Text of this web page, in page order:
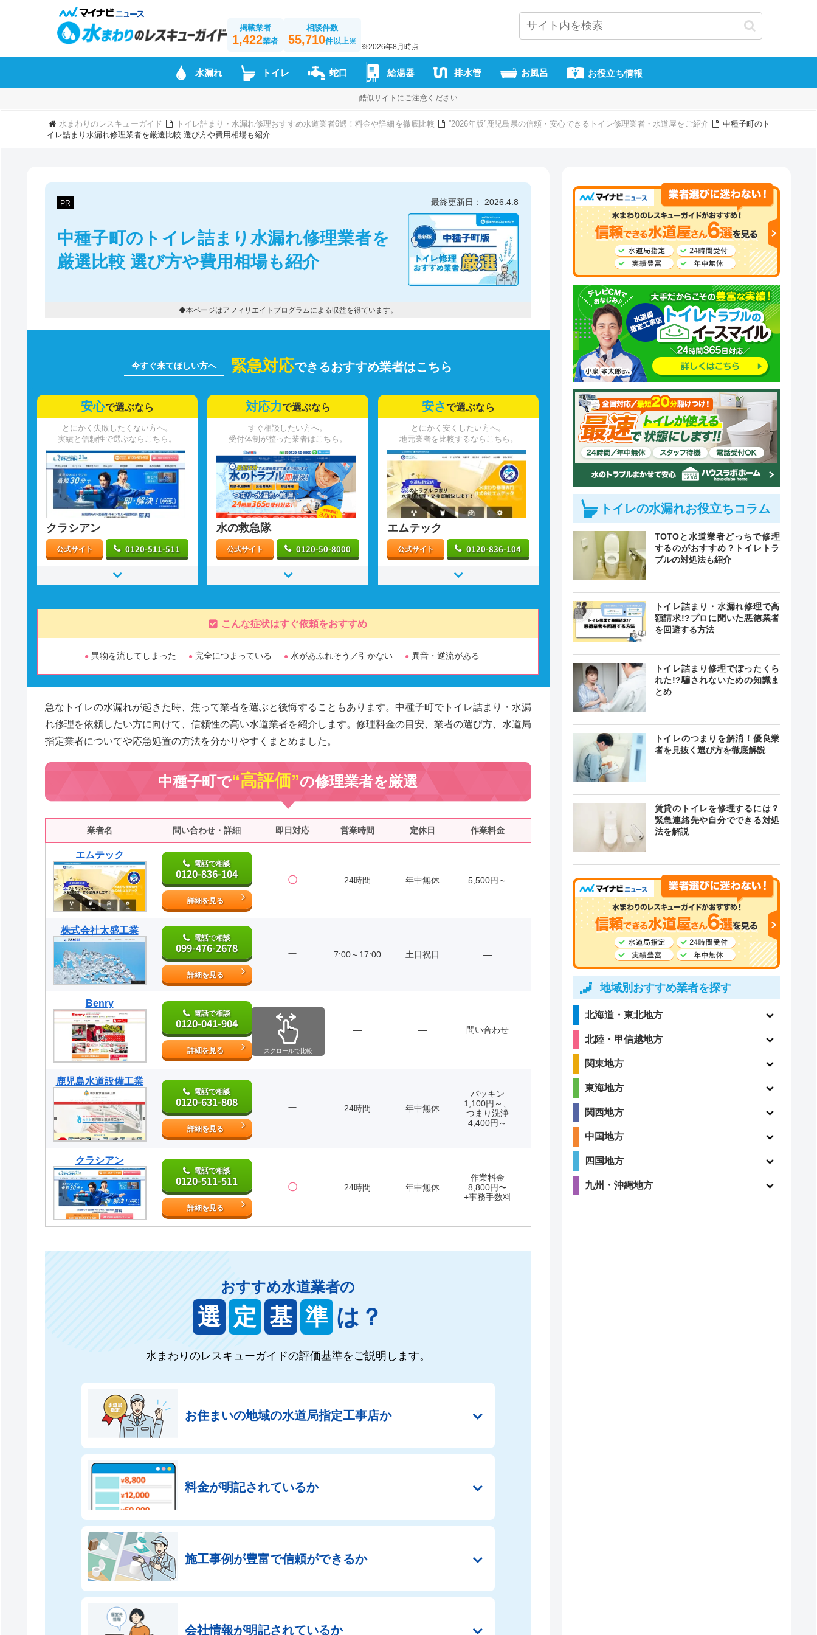
掲載業者
1,422業者
相談件数
55,710件以上※
※2026年8月時点
水漏れ トイレ 蛇口 給湯器 排水管 お風呂 お役立ち情報
酷似サイトにご注意ください
水まわりのレスキューガイド トイレ詰まり・水漏れ修理おすすめ水道業者6選！料金や詳細を徹底比較 ”2026年版”鹿児島県の信頼・安心できるトイレ修理業者・水道屋をご紹介
中種子町のト
イレ詰まり水漏れ修理業者を厳選比較 選び方や費用相場も紹介
PR
中種子町のトイレ詰まり水漏れ修理業者を
厳選比較 選び方や費用相場も紹介
最終更新日： 2026.4.8
◆本ページはアフィリエイトプログラムによる収益を得ています。
緊急対応できるおすすめ業者はこちら
安心で選ぶなら
とにかく失敗したくない方へ。
実績と信頼性で選ぶならこちら。
クラシアン
公式サイト 0120-511-511
対応力で選ぶなら
すぐ相談したい方へ。
受付体制が整った業者はこちら。
水の救急隊
公式サイト 0120-50-8000
安さで選ぶなら
とにかく安くしたい方へ。
地元業者を比較するならこちら。
エムテック
公式サイト 0120-836-104
こんな症状はすぐ依頼をおすすめ
異物を流してしまった 完全につまっている 水があふれそう／引かない 異音・逆流がある
急なトイレの水漏れが起きた時、焦って業者を選ぶと後悔することもあります。中種子町でトイレ詰まり・水漏
れ修理を依頼したい方に向けて、信頼性の高い水道業者を紹介します。修理料金の目安、業者の選び方、水道局
指定業者についてや応急処置の方法を分かりやすくまとめました。
中種子町で“高評価”の修理業者を厳選
業者名 問い合わせ・詳細 即日対応 営業時間 定休日 作業料金 クチコミ
エムテック
電話で相談
0120-836-104
詳細を見る
〇 24時間 年中無休 5,500円～
（1件）
株式会社太盛工業
電話で相談
099-476-2678
詳細を見る
ー 7:00～17:00 土日祝日 ― ー
Benry
電話で相談
0120-041-904
詳細を見る
ー ― ― 問い合わせ
2.3
（15件）
鹿児島水道設備工業
電話で相談
0120-631-808
詳細を見る
ー 24時間 年中無休
パッキン
1,100円～、
つまり洗浄
4,400円～
ー
クラシアン
電話で相談
0120-511-511
詳細を見る
〇 24時間 年中無休
作業料金
8,800円〜
+事務手数料
3.9
スクロールで比較
おすすめ水道業者の
選 定 基 準 は？
水まわりのレスキューガイドの評価基準をご説明します。
お住まいの地域の水道局指定工事店か
料金が明記されているか
施工事例が豊富で信頼ができるか
会社情報が明記されているか
トイレの水漏れお役立ちコラム
TOTOと水道業者どっちで修理
するのがおすすめ？トイレトラ
ブルの対処法も紹介
トイレ詰まり・水漏れ修理で高
額請求!?プロに聞いた悪徳業者
を回避する方法
トイレ詰まり修理でぼったくら
れた!?騙されないための知識ま
とめ
トイレのつまりを解消！優良業
者を見抜く選び方を徹底解説
賃貸のトイレを修理するには？
緊急連絡先や自分でできる対処
法を解説
地域別おすすめ業者を探す
北海道・東北地方
北陸・甲信越地方
関東地方
東海地方
関西地方
中国地方
四国地方
九州・沖縄地方